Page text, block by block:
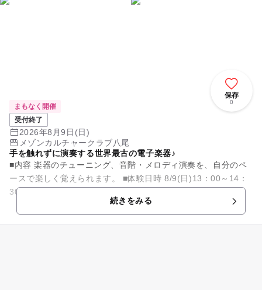
保存
0
まもなく開催
受付終了
2026年8月9日(日)
メゾンカルチャークラブ八尾
手を触れずに演奏する世界最古の電子楽器♪
■内容 楽器のチューニング、音階・メロディ演奏を、自分のペ
ースで楽しく覚えられます。 ■体験日時 8/9(日)13：00～14：
続きをみる